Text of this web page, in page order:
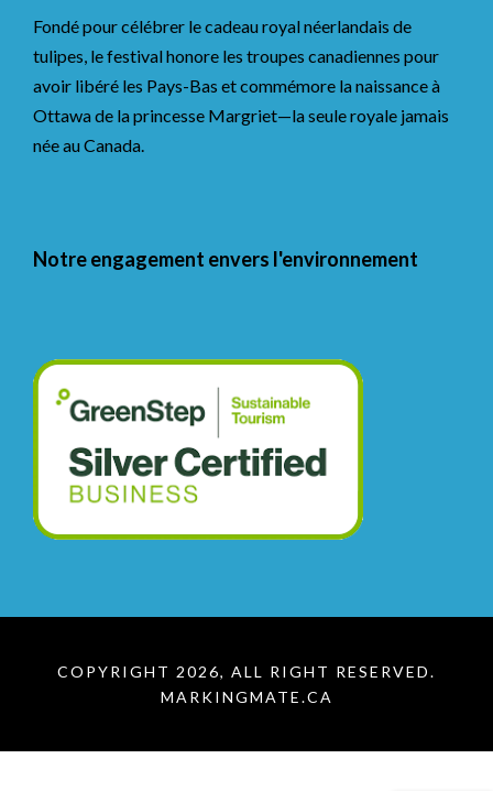
Fondé pour célébrer le cadeau royal néerlandais de
tulipes, le festival honore les troupes canadiennes pour
avoir libéré les Pays-Bas et commémore la naissance à
Ottawa de la princesse Margriet—la seule royale jamais
née au Canada.
Notre engagement envers l'environnement
COPYRIGHT 2026, ALL RIGHT RESERVED.
MARKINGMATE.CA